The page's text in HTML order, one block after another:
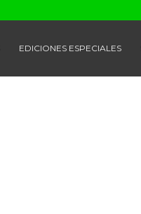
EDICIONES ESPECIALES